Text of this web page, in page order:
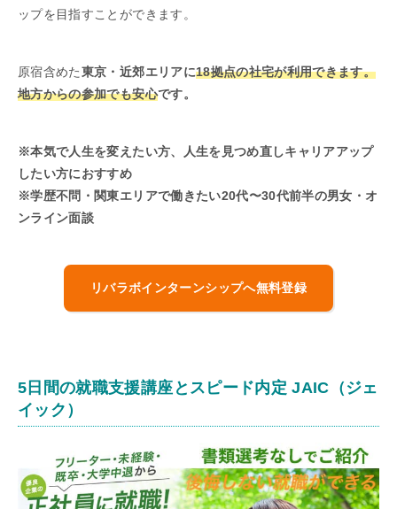
ップを目指すことができます。
原宿含めた東京・近郊エリアに18拠点の社宅が利用できます。
地方からの参加でも安心です。
※本気で人生を変えたい方、人生を見つめ直しキャリアアップ
したい方におすすめ
※学歴不問・関東エリアで働きたい20代〜30代前半の男女・オ
ンライン面談
リバラボインターンシップへ無料登録
5日間の就職支援講座とスピード内定 JAIC（ジェ
イック）